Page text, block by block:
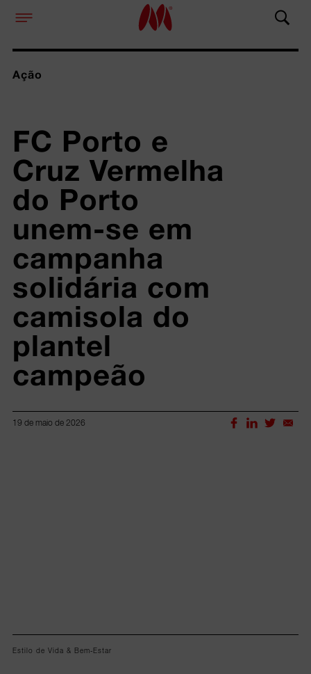
Ação
FC Porto e
Cruz Vermelha
do Porto
unem-se em
campanha
solidária com
camisola do
plantel
campeão
19 de maio de 2026
Estilo de Vida & Bem-Estar